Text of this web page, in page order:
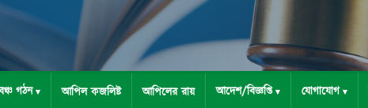
গঠন আপিল কজলিষ্ট আপিলের রায় আদেশ/বিজ্ঞপ্তি যোগাযোগ